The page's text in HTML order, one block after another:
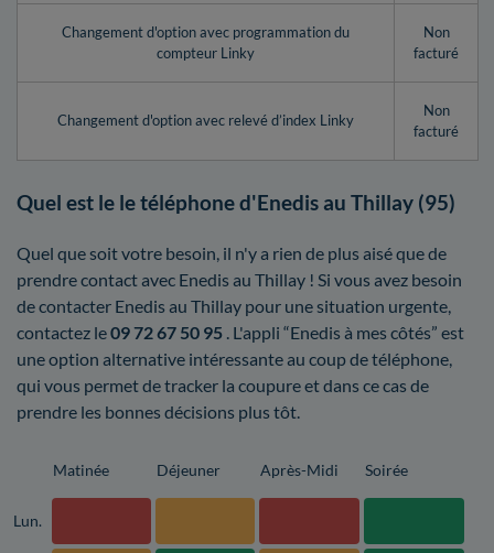
Changement d'option avec programmation du
compteur Linky
Non
facturé
Changement d'option avec relevé d’index Linky
Non
facturé
Quel est le le téléphone d'Enedis au Thillay (95)
Quel que soit votre besoin, il n'y a rien de plus aisé que de
prendre contact avec Enedis au Thillay ! Si vous avez besoin
de contacter Enedis au Thillay pour une situation urgente,
contactez le09 72 67 50 95 . L'appli “Enedis à mes côtés” est
une option alternative intéressante au coup de téléphone,
qui vous permet de tracker la coupure et dans ce cas de
prendre les bonnes décisions plus tôt.
Matinée Déjeuner Après-Midi Soirée
Lun.